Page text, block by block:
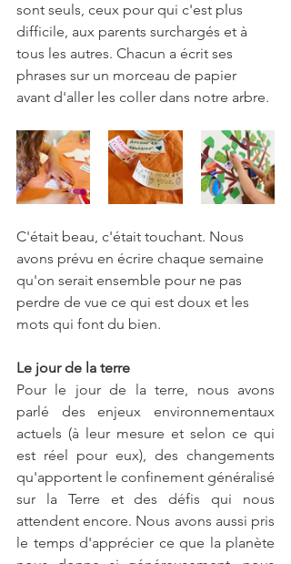
sont seuls, ceux pour qui c'est plus
difficile, aux parents surchargés et à
tous les autres. Chacun a écrit ses
phrases sur un morceau de papier
avant d'aller les coller dans notre arbre.
C'était beau, c'était touchant. Nous
avons prévu en écrire chaque semaine
qu'on serait ensemble pour ne pas
perdre de vue ce qui est doux et les
mots qui font du bien.
Le jour de la terre
Pour le jour de la terre, nous avons
parlé des enjeux environnementaux
actuels (à leur mesure et selon ce qui
est réel pour eux), des changements
qu'apportent le confinement généralisé
sur la Terre et des défis qui nous
attendent encore. Nous avons aussi pris
le temps d'apprécier ce que la planète